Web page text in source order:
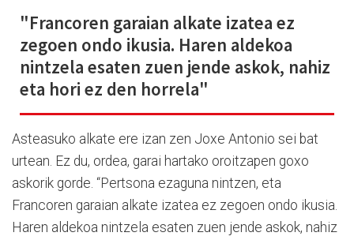
"Francoren garaian alkate izatea ez
zegoen ondo ikusia. Haren aldekoa
nintzela esaten zuen jende askok, nahiz
eta hori ez den horrela"
Asteasuko alkate ere izan zen Joxe Antonio sei bat
urtean. Ez du, ordea, garai hartako oroitzapen goxo
askorik gorde. “Pertsona ezaguna nintzen, eta
Francoren garaian alkate izatea ez zegoen ondo ikusia.
Haren aldekoa nintzela esaten zuen jende askok, nahiz